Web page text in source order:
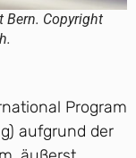
Bern. Copyright
Program
aufgrund der